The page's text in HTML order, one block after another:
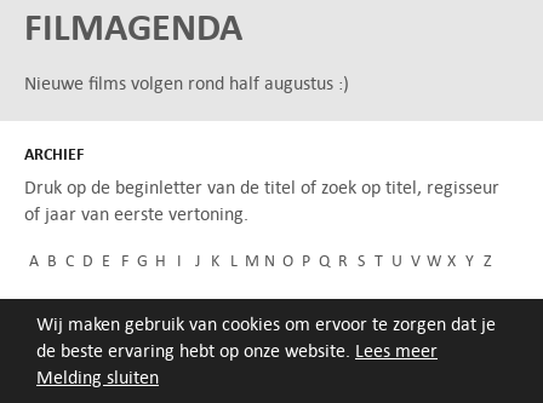
Melding sluiten
Wij maken gebruik van cookies om ervoor te zorgen dat je
de beste ervaring hebt op onze website. Lees meer
FILMAGENDA
Nieuwe films volgen rond half augustus :)
ARCHIEF
Druk op de beginletter van de titel of zoek op titel, regisseur
of jaar van eerste vertoning.
A B C D E F G H I J K L M N O P Q R S T U V W X Y Z